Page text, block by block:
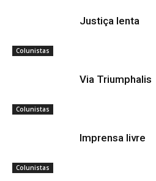
Colunistas
Justiça lenta
Colunistas
Via Triumphalis
Colunistas
Imprensa livre